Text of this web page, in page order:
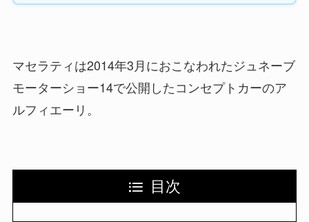
マセラティは2014年3月におこなわれたジュネーブ
モーターショー14で公開したコンセプトカーのア
ルフィエーリ。
目次